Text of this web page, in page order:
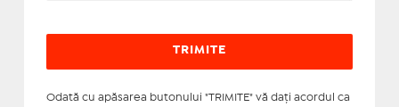
Odată cu apăsarea butonului "TRIMITE" vă daţi acordul ca